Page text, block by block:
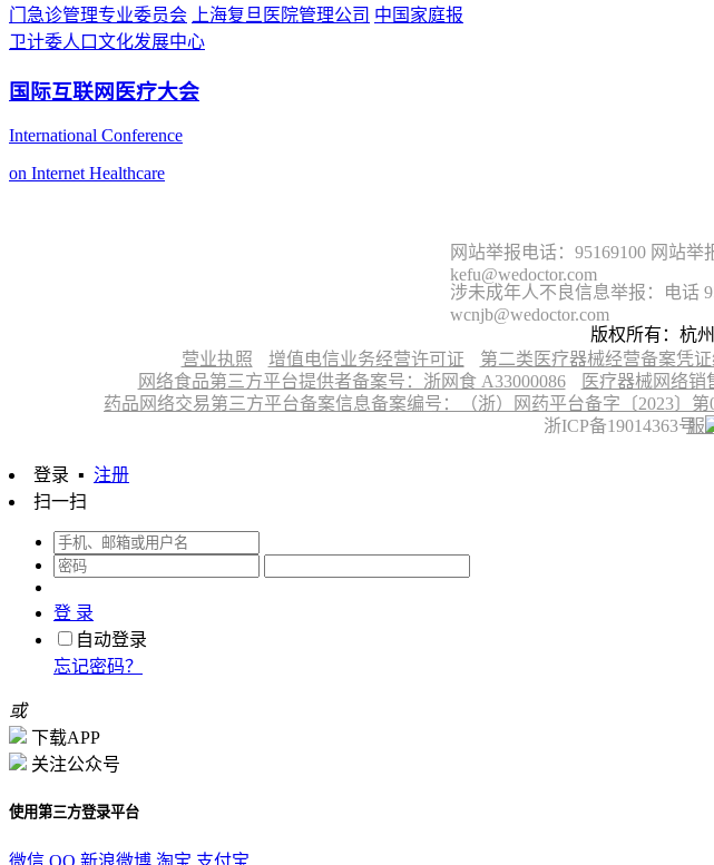
门急诊管理专业委员会 上海复旦医院管理公司 中国家庭报
卫计委人口文化发展中心
国际互联网医疗大会
International Conference
on Internet Healthcare
网站举报电话：95169100 网站举
kefu@wedoctor.com
涉未成年人不良信息举报：电话
wcnjb@wedoctor.com
版权所有：杭
营业执照
增值电信业务经营许可证 第二类医疗器械经营备案凭
网络食品第三方平台提供者备案号：浙网食 A33000086
医疗器械网络销
药品网络交易第三方平台备案信息备案编号：（浙）网药平台备字〔2023〕第
服
浙ICP备19014363号
登录 ▪ 注册
扫一扫
登 录
自动登录
忘记密码？
或
下载APP
关注公众号
使用第三方登录平台